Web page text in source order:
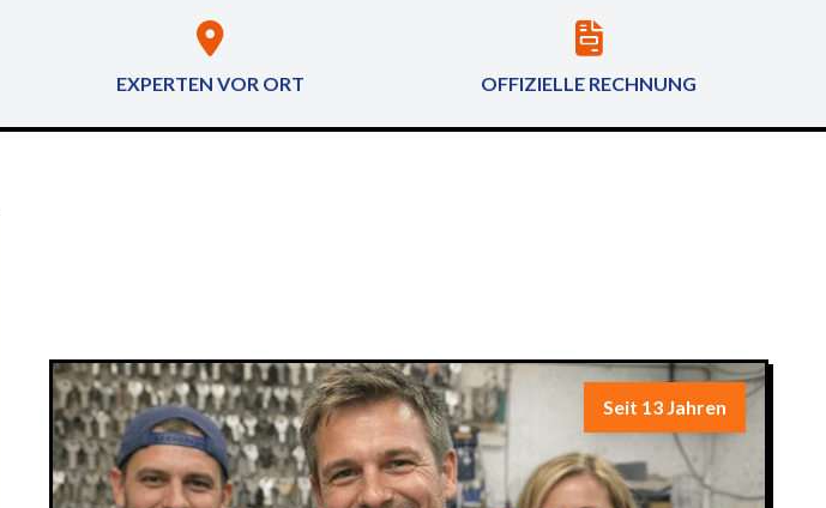
EXPERTEN VOR ORT OFFIZIELLE RECHNUNG
Seit 13 Jahren